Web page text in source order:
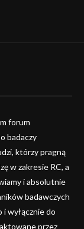
forum
badaczy
którzy pragną
w zakresie RC, a
i absolutnie
badawczych
i wyłącznie do
przez